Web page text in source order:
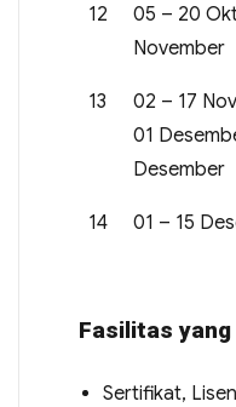
12
05 – 20
November
13
02 – 17
01
Desember
14 01 – 15
Fasilitas
Sertifikat,